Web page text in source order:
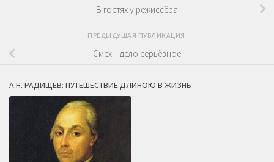
В гостях у режиссёра
ПРЕДЫДУЩАЯ ПУБЛИКАЦИЯ
Смех – дело серьёзное
А.Н. РАДИЩЕВ: ПУТЕШЕСТВИЕ ДЛИНОЮ В ЖИЗНЬ